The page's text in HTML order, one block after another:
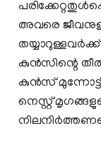
അവരെ
കുന്‍സിന്റെ
കുന്‍സ്
നെസ്റ്റ്